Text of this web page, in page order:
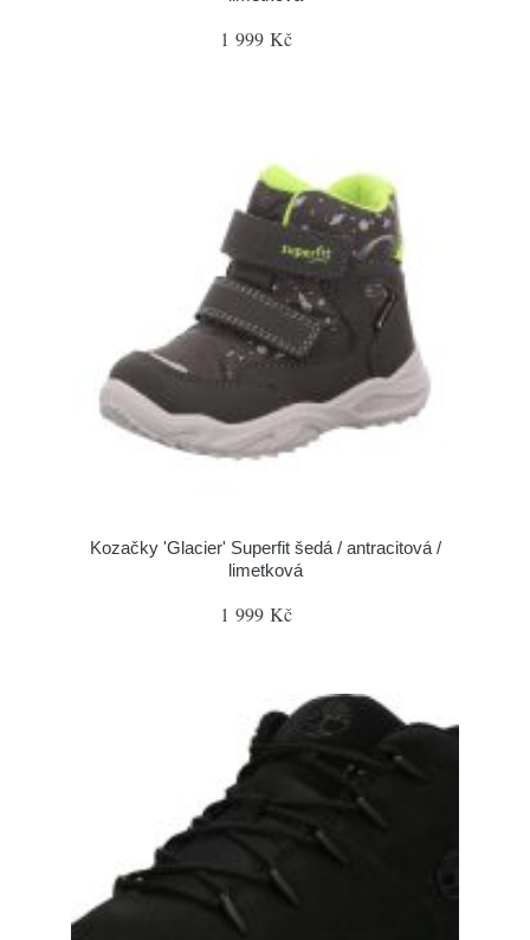
1 999 Kč
Kozačky 'Glacier' Superfit šedá / antracitová /
limetková
1 999 Kč